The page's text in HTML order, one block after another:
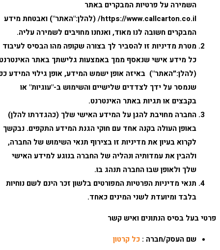
השמירה על פרטיות המבקרים באתר
https://www.callcarton.co.il/ (להלן:"
האתר") ואבטחת מידע
המבקרים חשובה לנו מאוד, ואנחנו מחויבים לשמירה עליה.
מטרת מדיניות זו להסביר לך בצורה שקופה מהו הבסיס לעיבוד
כל מידע אישי שנאסף ממך באמצעות גלישתך באתר האינטרנט
(להלן:״האתר") באיזה אופן ישמש המידע, אופן גילוי המידע כפי
שנמסר על ידך לצדדים שלישיים והשימוש ב-"עוגיות" או
בקבצים או תגיות באתר האינטרנט.
החברה מחויבת להגן על המידע האישי שלך (כהגדרתו להלן)
באופן העולה בקנה אחד עם חוקי הגנת המידע התקפים. נבקשך
לקרוא בעיון את מדיניות זו בצירוף תנאי השימוש של החברה,
ולהבין את עמדותיה ונהליה של החברה בנוגע למידע האישי
שלך ולאופן שבו החברה תנהג בו.
תנאי מדיניות הפרטיות המפורטים בלשון זכר הינם לשם נוחיות
בלבד ומיועדת לשני המינים כאחד.
פרטי בעל בסיס הנתונים ואיש קשר
שם העסק/חברה : כל קרטון